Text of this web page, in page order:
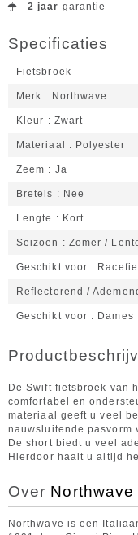
2 jaar garantie
Specificaties
Fietsbroek
Merk Northwave
Kleur Zwart
Materiaal Polyester
Zeem Ja
Bretels Nee
Lengte Kort
Seizoen Zomer /
Geschikt voor
Reflecterend /
Geschikt voor Dames
De Swift fietsbroek van
comfortabel en
materiaal geeft u veel
nauwsluitende pasvorm
De short biedt u veel
Hierdoor haalt u altijd
Over Northwave
Northwave is een